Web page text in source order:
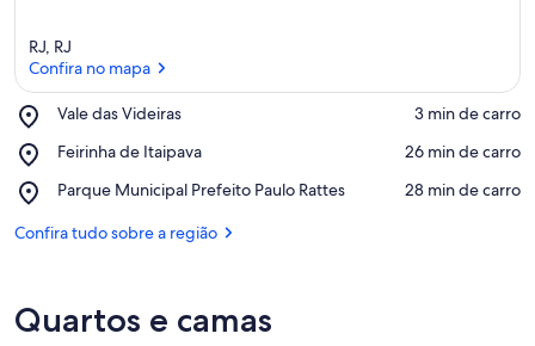
RJ, RJ
Confira no mapa
Vale das Videiras
Place,
das
‪3 min de carro‬
Feirinha de Itaipava
Place,
de
‪26 min de carro‬
Parque Municipal Prefeito Paulo Rattes
Place,
Municipal
‪28 min de carro‬
Confira tudo sobre a região
Quartos e camas